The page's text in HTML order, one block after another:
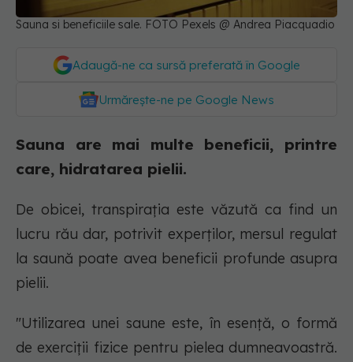
Sauna si beneficiile sale. FOTO Pexels @ Andrea Piacquadio
Adaugă-ne ca sursă preferată în Google
Urmărește-ne pe Google News
Sauna are mai multe beneficii, printre
care, hidratarea pielii.
De obicei, transpirația este văzută ca find un
lucru rău dar, potrivit experților, mersul regulat
la saună poate avea beneficii profunde asupra
pielii.
"Utilizarea unei saune este, în esență, o formă
de exerciții fizice pentru pielea dumneavoastră.